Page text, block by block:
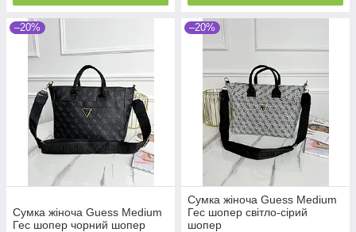
–20%
Сумка жіноча Guess Medium
Гес шопер чорний шопер
–20%
Сумка жіноча Guess Medium
Гес шопер світло-сірий
шопер